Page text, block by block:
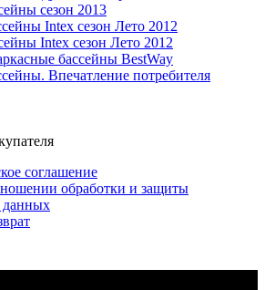
сезон 2013
Intex сезон Лето 2012
Intex сезон Лето 2012
бассейны BestWay
Впечатление потребителя
соглашение
обработки и защиты
данных